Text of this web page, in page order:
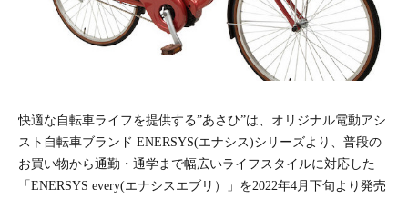
快適な自転車ライフを提供する”あさひ”は、オリジナル電動アシ
スト自転車ブランド ENERSYS(エナシス)シリーズより、普段の
お買い物から通勤・通学まで幅広いライフスタイルに対応した
「ENERSYS every(エナシスエブリ）」を2022年4月下旬より発売